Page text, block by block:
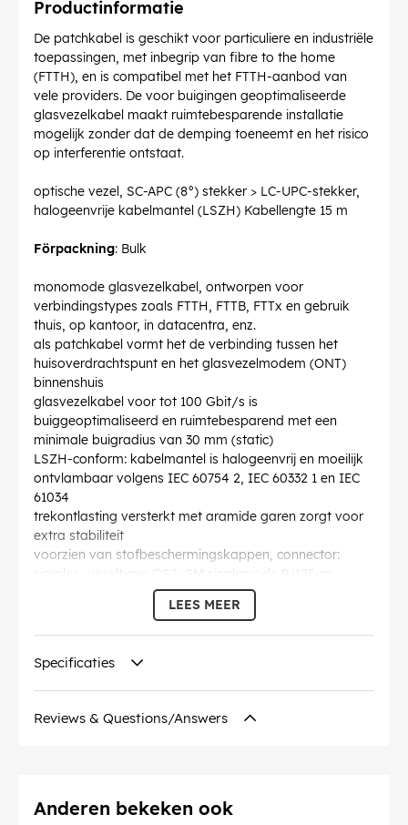
Productinformatie
De patchkabel is geschikt voor particuliere en industriële
toepassingen, met inbegrip van fibre to the home
(FTTH), en is compatibel met het FTTH-aanbod van
vele providers. De voor buigingen geoptimaliseerde
glasvezelkabel maakt ruimtebesparende installatie
mogelijk zonder dat de demping toeneemt en het risico
op interferentie ontstaat.
optische vezel, SC-APC (8°) stekker > LC-UPC-stekker,
halogeenvrije kabelmantel (LSZH) Kabellengte 15 m
Förpackning: Bulk
monomode glasvezelkabel, ontworpen voor
verbindingstypes zoals FTTH, FTTB, FTTx en gebruik
thuis, op kantoor, in datacentra, enz.
als patchkabel vormt het de verbinding tussen het
huisoverdrachtspunt en het glasvezelmodem (ONT)
binnenshuis
glasvezelkabel voor tot 100 Gbit/s is
buiggeoptimaliseerd en ruimtebesparend met een
minimale buigradius van 30 mm (static)
LSZH-conform: kabelmantel is halogeenvrij en moeilijk
ontvlambaar volgens IEC 60754 2, IEC 60332 1 en IEC
61034
trekontlasting versterkt met aramide garen zorgt voor
extra stabiliteit
voorzien van stofbeschermingskappen, connector:
simplex, vezeltype: OS2, SM singlemode 9/125µm
volgens ITU-T G.657.A2
individueel testprotocol met meting van return loss en
insertion loss
Specificatie: Singlemode (OS2) White
Diameter kabelmantel (ca.): 3 mm
Diameter glasvezelmantel: 125 µ
Bedrijfstemperatuur vanaf: -40 °C
LEES MEER
Specificaties
Reviews & Questions/Answers
Anderen bekeken ook